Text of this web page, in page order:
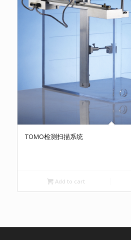
TOMO检测扫描系统
Add to cart